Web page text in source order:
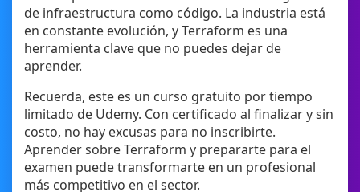
de infraestructura como código. La industria está
en constante evolución, y Terraform es una
herramienta clave que no puedes dejar de
aprender.
Recuerda, este es un curso gratuito por tiempo
limitado de Udemy. Con certificado al finalizar y sin
costo, no hay excusas para no inscribirte.
Aprender sobre Terraform y prepararte para el
examen puede transformarte en un profesional
más competitivo en el sector.